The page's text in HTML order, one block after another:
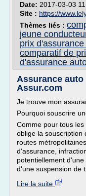
Date: 2017-03-03
Site : https://
Thèmes liés :
jeune
prix
comparatif de
d'assurance
Assurance auto
Assur.com
Je trouve mon
Pourquoi souscrire
Comme pour tous
oblige la souscription
routes
d'assurance,
potentiellement
d'une suspension de
Lire la suite